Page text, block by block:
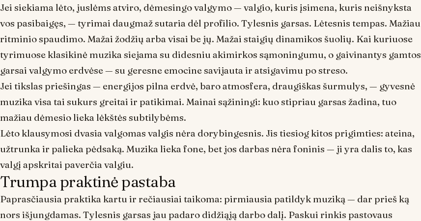
Jei siekiama lėto, juslėms atviro, dėmesingo valgymo — valgio, kuris įsimena, kuris neišnyksta
vos pasibaigęs, — tyrimai daugmaž sutaria dėl profilio. Tylesnis garsas. Lėtesnis tempas. Mažiau
ritminio spaudimo. Mažai žodžių arba visai be jų. Mažai staigių dinamikos šuolių. Kai kuriuose
tyrimuose klasikinė muzika siejama su didesniu akimirkos sąmoningumu, o gaivinantys gamtos
garsai valgymo erdvėse — su geresne emocine savijauta ir atsigavimu po streso.
Jei tikslas priešingas — energijos pilna erdvė, baro atmosfera, draugiškas šurmulys, — gyvesnė
muzika visa tai sukurs greitai ir patikimai. Mainai sąžiningi: kuo stipriau garsas žadina, tuo
mažiau dėmesio lieka lėkštės subtilybėms.
Lėto klausymosi dvasia valgomas valgis nėra dorybingesnis. Jis tiesiog kitos prigimties: ateina,
užtrunka ir palieka pėdsaką. Muzika lieka fone, bet jos darbas nėra foninis — ji yra dalis to, kas
valgį apskritai paverčia valgiu.
Trumpa praktinė pastaba
Paprasčiausia praktika kartu ir rečiausiai taikoma: pirmiausia patildyk muziką — dar prieš ką
nors išjungdamas. Tylesnis garsas jau padaro didžiąją darbo dalį. Paskui rinkis pastovaus